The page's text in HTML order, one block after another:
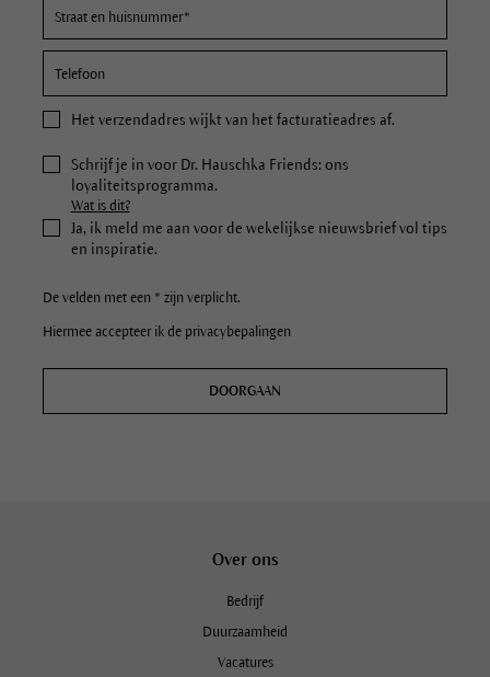
Het verzendadres wijkt van het facturatieadres af.
Schrijf je in voor Dr. Hauschka Friends: ons
loyaliteitsprogramma.
Wat is dit?
Ja, ik meld me aan voor de wekelijkse nieuwsbrief vol tips
en inspiratie.
De velden met een * zijn verplicht.
Hiermee accepteer ik de privacybepalingen
DOORGAAN
Over ons
Bedrijf
Duurzaamheid
Vacatures